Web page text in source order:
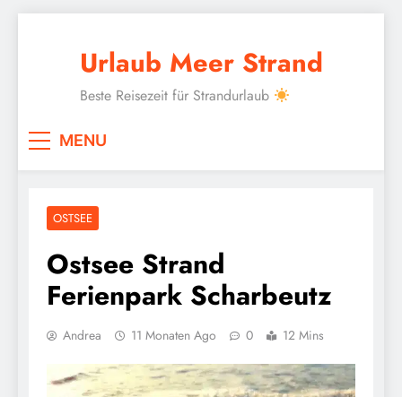
Urlaub Meer Strand
Beste Reisezeit für Strandurlaub
MENU
OSTSEE
Ostsee Strand
Ferienpark Scharbeutz
Andrea 11 Monaten Ago 0 12 Mins